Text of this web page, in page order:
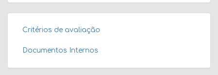
Critérios de avaliação
Documentos Internos